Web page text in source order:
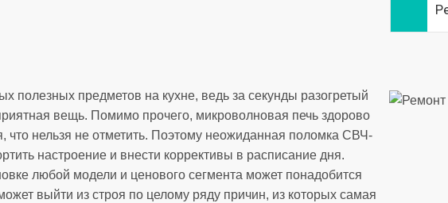
полезных предметов на кухне, ведь за секунды разогретый
вещь. Помимо прочего, микроволновая печь здорово
что нельзя не отметить. Поэтому неожиданная поломка СВЧ-
настроение и внести коррективы в расписание дня.
любой модели и ценового сегмента может понадобится
выйти из строя по целому ряду причин, из которых самая